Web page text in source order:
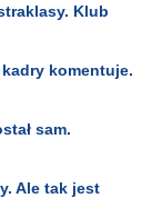
Klub
komentuje.
sam.
Ale tak jest